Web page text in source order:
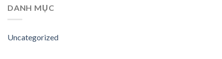
DANH MỤC
Uncategorized